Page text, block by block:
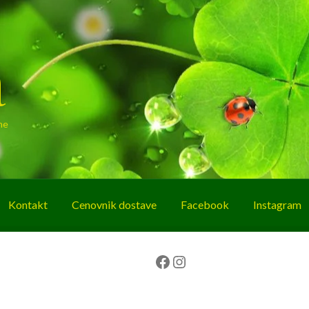
Kontakt Cenovnik dostave Facebook Instagram
Facebook Instagram